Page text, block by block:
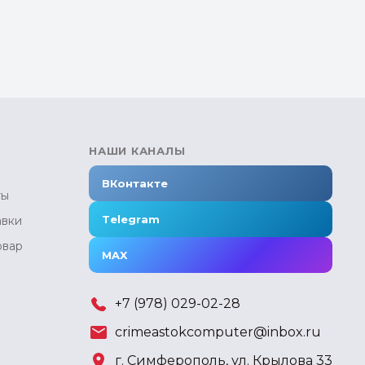
НАШИ КАНАЛЫ
ВКонтакте
Telegram
MAX
+7 (978) 029-02-28
crimeastokcomputer@inbox.ru
г. Симферополь, ул. Крылова 33